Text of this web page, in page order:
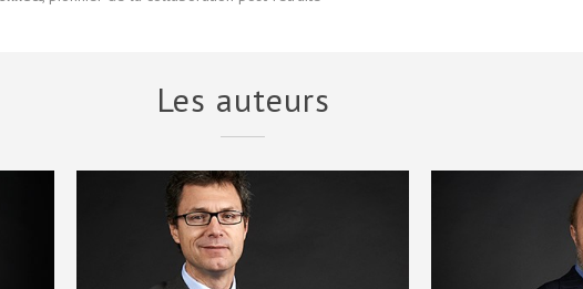
Les auteurs